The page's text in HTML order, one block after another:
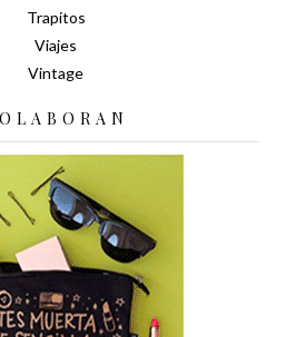
Trapitos
Viajes
Vintage